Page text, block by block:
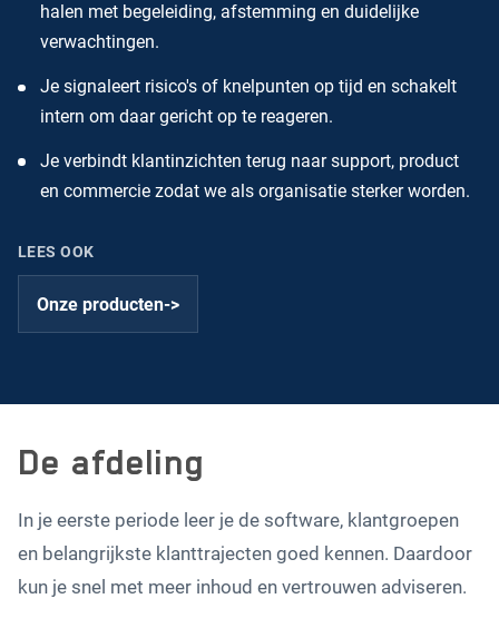
halen met begeleiding, afstemming en duidelijke
verwachtingen.
Je signaleert risico's of knelpunten op tijd en schakelt
intern om daar gericht op te reageren.
Je verbindt klantinzichten terug naar support, product
en commercie zodat we als organisatie sterker worden.
LEES OOK
Onze producten->
De afdeling
In je eerste periode leer je de software, klantgroepen
en belangrijkste klanttrajecten goed kennen. Daardoor
kun je snel met meer inhoud en vertrouwen adviseren.